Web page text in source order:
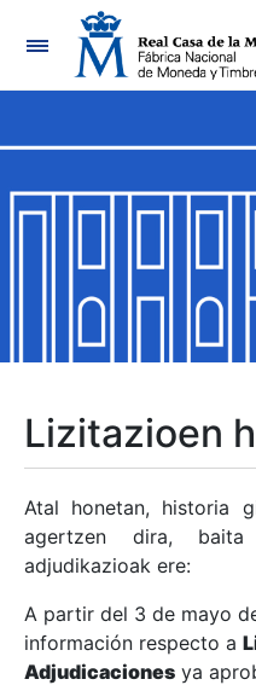
Nabigazioa
Erakutsi/Ezkutatu
Erakutsi/Ezkutatu
Erakutsi/Ezkutatu
Erakutsi/Ezkutatu
Erakutsi/Ezkutatu
Erakutsi/Ezkutatu
Lizitazioen
Atal honetan, historia
agertzen dira,
adjudikazioak ere:
A partir del 3 de mayo
información respecto a
Adjudicaciones ya